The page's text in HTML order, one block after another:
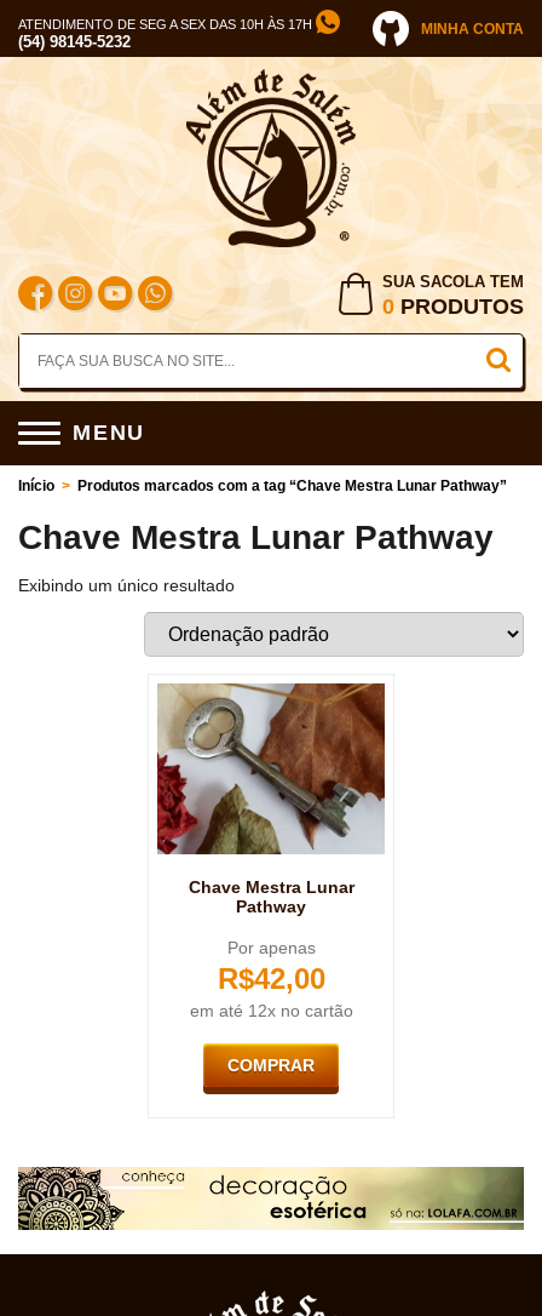
ATENDIMENTO DE SEG A SEX DAS 10H ÀS 17H
(54) 98145-5232
MINHA CONTA
SUA SACOLA TEM
0 PRODUTOS
MENU
Início > Produtos marcados com a tag “Chave Mestra Lunar Pathway”
Chave Mestra Lunar Pathway
Exibindo um único resultado
Chave Mestra Lunar
Pathway
Por apenas
R$42,00
em até 12x no cartão
COMPRAR